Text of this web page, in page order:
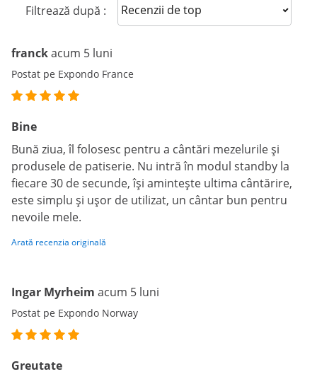
Filtrează după : Sort reviews
franckacum 5 luni
Postat pe Expondo France
Bine
Bună ziua, îl folosesc pentru a cântări mezelurile și
produsele de patiserie. Nu intră în modul standby la
fiecare 30 de secunde, își amintește ultima cântărire,
este simplu și ușor de utilizat, un cântar bun pentru
nevoile mele.
Arată recenzia originală
Ingar Myrheim acum 5 luni
Postat pe Expondo Norway
Greutate